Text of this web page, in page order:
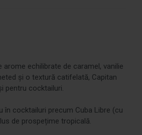
arome echilibrate de caramel, vanilie
și o textură catifelată, Capitan
pentru cocktailuri.
în cocktailuri precum Cuba Libre (cu
de prospețime tropicală.